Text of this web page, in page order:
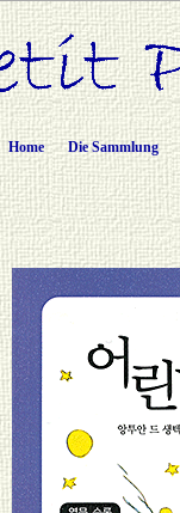
Home Die Sammlung